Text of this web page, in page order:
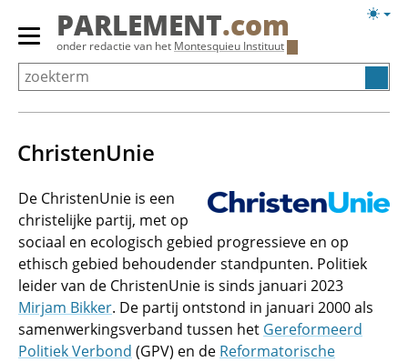
Overslaan
Primair
menu
tonen/verbergen
PARLEMENT.com
onder redactie van het Montesquieu Instituut
ChristenUnie
De ChristenUnie is een
christelijke partij, met op
sociaal en ecologisch gebied progressieve en op
ethisch gebied behoudender standpunten. Politiek
leider van de ChristenUnie is sinds januari 2023
Mirjam Bikker. De partij ontstond in januari 2000 als
samenwerkingsverband tussen het Gereformeerd
Politiek Verbond (GPV) en de Reformatorische